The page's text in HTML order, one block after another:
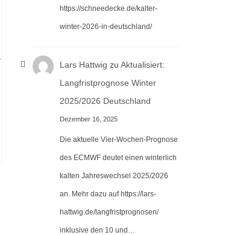
https://schneedecke.de/kalter-
winter-2026-in-deutschland/
Lars Hattwig zu Aktualisiert:
Langfristprognose Winter
2025/2026 Deutschland
Dezember 16, 2025
Die aktuelle Vier-Wochen-Prognose
des ECMWF deutet einen winterlich
kalten Jahreswechsel 2025/2026
an. Mehr dazu auf https://lars-
hattwig.de/langfristprognosen/
inklusive den 10 und…